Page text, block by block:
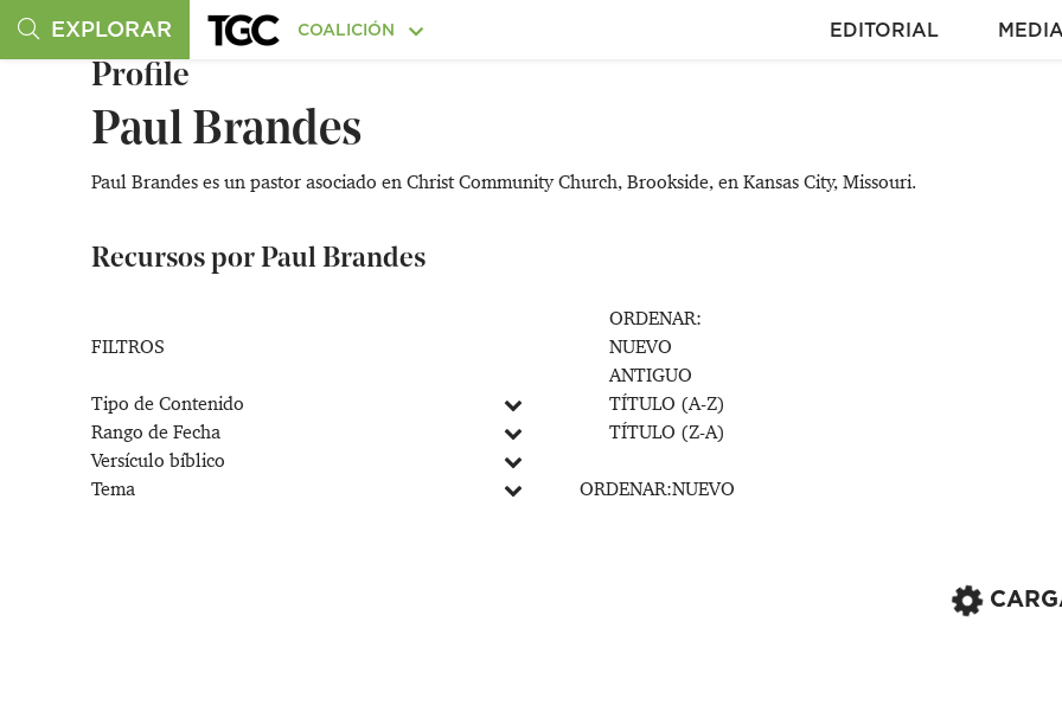
EXPLORAR COALICIÓN EDITORIAL
Profile
Paul Brandes
Paul Brandes es un pastor asociado en Christ Community Church, Brookside, en Kansas City, Missouri.
Recursos por Paul Brandes
FILTROS
Tipo de Contenido
Rango de Fecha
Versículo bíblico
Tema
ORDENAR:
NUEVO
ANTIGUO
TÍTULO (A-Z)
TÍTULO (Z-A)
ORDENAR:NUEVO